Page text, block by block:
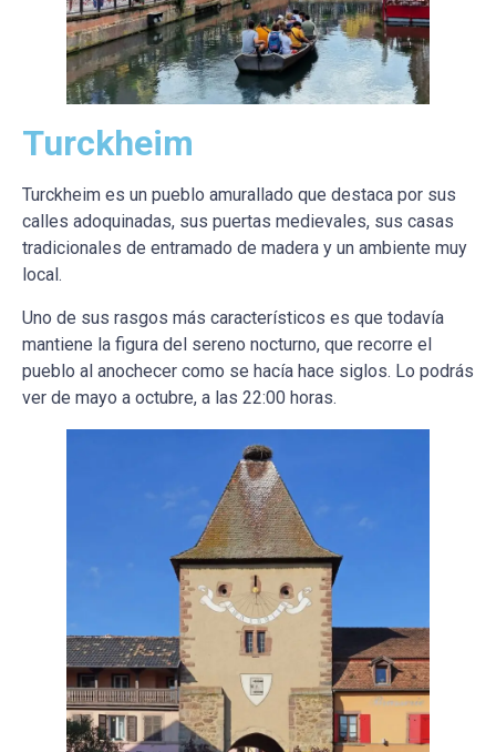
Turckheim
Turckheim es un pueblo amurallado que destaca por sus
calles adoquinadas, sus puertas medievales, sus casas
tradicionales de entramado de madera y un ambiente muy
local.
Uno de sus rasgos más característicos es que todavía
mantiene la figura del sereno nocturno, que recorre el
pueblo al anochecer como se hacía hace siglos. Lo podrás
ver de mayo a octubre, a las 22:00 horas.